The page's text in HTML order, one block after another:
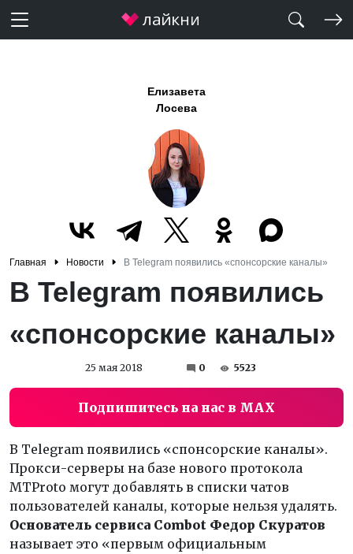
Елизавета
Лосева
Главная Новости В Telegram появились «спонсорские каналы»
В Telegram появились
«спонсорские каналы»
25 мая 2018 0 5523
Подпишитесь на нас в MAX
В Telegram появились «спонсорские каналы».
Прокси-серверы на базе нового протокола
MTProto могут добавлять в списки чатов
пользователей каналы, которые нельзя удалять.
Основатель сервиса Combot Федор Скуратов
называет это «первым официальным